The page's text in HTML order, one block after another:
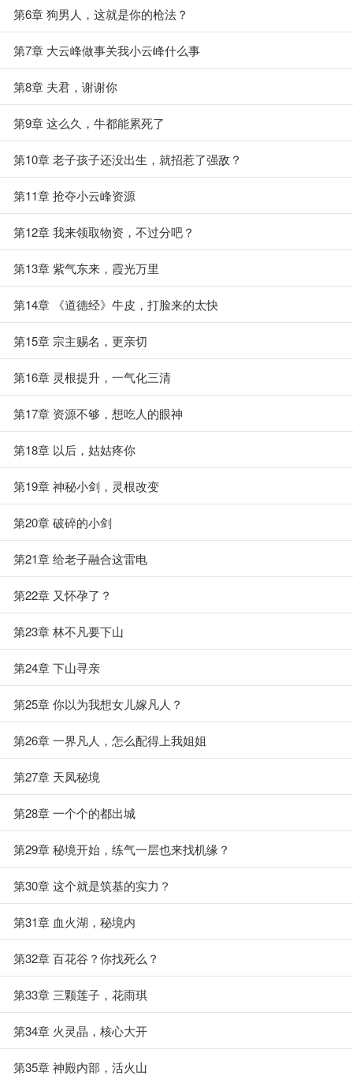
第6章 狗男人，这就是你的枪法？
第7章 大云峰做事关我小云峰什么事
第8章 夫君，谢谢你
第9章 这么久，牛都能累死了
第10章 老子孩子还没出生，就招惹了强敌？
第11章 抢夺小云峰资源
第12章 我来领取物资，不过分吧？
第13章 紫气东来，霞光万里
第14章 《道德经》牛皮，打脸来的太快
第15章 宗主赐名，更亲切
第16章 灵根提升，一气化三清
第17章 资源不够，想吃人的眼神
第18章 以后，姑姑疼你
第19章 神秘小剑，灵根改变
第20章 破碎的小剑
第21章 给老子融合这雷电
第22章 又怀孕了？
第23章 林不凡要下山
第24章 下山寻亲
第25章 你以为我想女儿嫁凡人？
第26章 一界凡人，怎么配得上我姐姐
第27章 天凤秘境
第28章 一个个的都出城
第29章 秘境开始，练气一层也来找机缘？
第30章 这个就是筑基的实力？
第31章 血火湖，秘境内
第32章 百花谷？你找死么？
第33章 三颗莲子，花雨琪
第34章 火灵晶，核心大开
第35章 神殿内部，活火山